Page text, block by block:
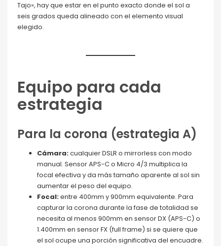
Tajo», hay que estar en el punto exacto donde el sol a
seis grados queda alineado con el elemento visual
elegido.
Equipo para cada
estrategia
Para la corona (estrategia A)
Cámara:cualquier DSLR o mirrorless con modo
manual. Sensor APS-C o Micro 4/3 multiplica la
focal efectiva y da más tamaño aparente al sol sin
aumentar el peso del equipo.
Focal:entre 400mm y 900mm equivalente. Para
capturar la corona durante la fase de totalidad se
necesita al menos 900mm en sensor DX (APS-C) o
1.400mm en sensor FX (full frame) si se quiere que
el sol ocupe una porción significativa del encuadre.